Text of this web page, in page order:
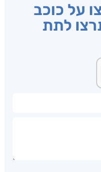
על כוכב
לתת